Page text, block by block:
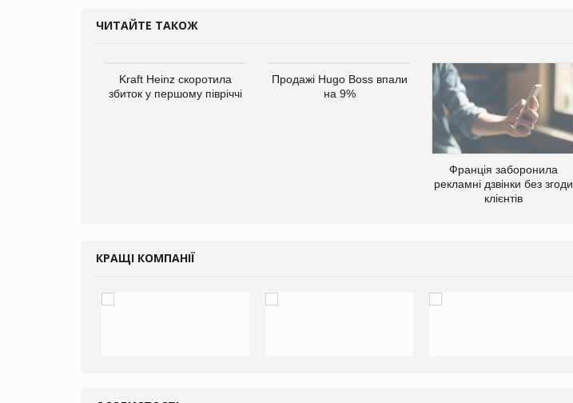
ЧИТАЙТЕ ТАКОЖ
Kraft Heinz скоротила
збиток у першому півріччі
Продажі Hugo Boss впали
на 9%
Франція заборонила
рекламні дзвінки без згоди
клієнтів
КРАЩІ КОМПАНІЇ